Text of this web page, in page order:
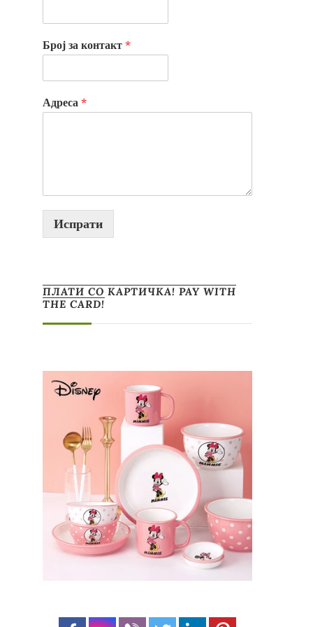
Број за контакт *
Адреса *
Испрати
ПЛАТИ СО КАРТИЧКА! PAY WITH
THE CARD!